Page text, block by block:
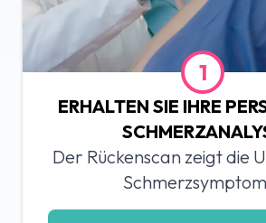
1
ERHALTEN SIE IHRE
Der Rückenscan zeigt die